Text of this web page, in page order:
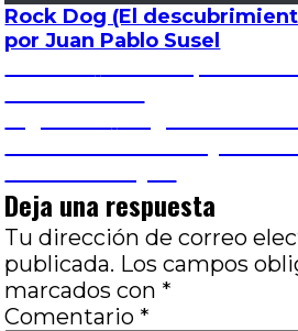
Rock Dog (El
por Juan Pablo Susel
Navegación
de
entradas
Deja una respuesta
Tu dirección de correo
publicada. Los campos
marcados con *
Comentario *